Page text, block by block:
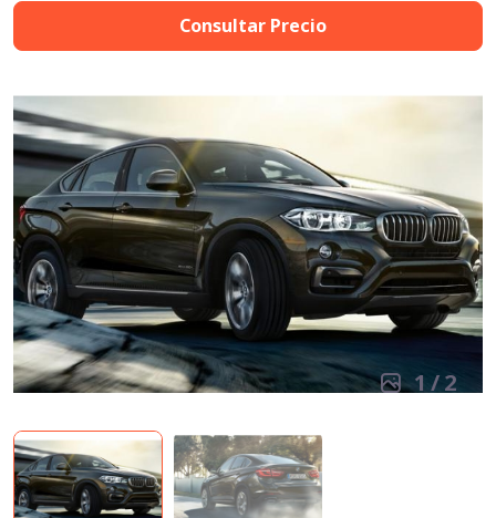
Consultar Precio
1 /2